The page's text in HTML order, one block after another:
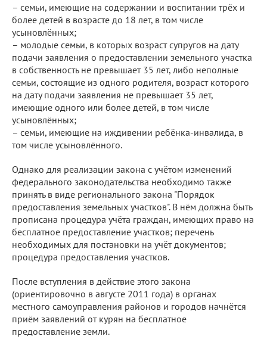
– семьи, имеющие на содержании и воспитании трёх и
более детей в возрасте до 18 лет, в том числе
усыновлённых;
– молодые семьи, в которых возраст супругов на дату
подачи заявления о предоставлении земельного участка
в собственность не превышает 35 лет, либо неполные
семьи, состоящие из одного родителя, возраст которого
на дату подачи заявления не превышает 35 лет,
имеющие одного или более детей, в том числе
усыновлённых;
– семьи, имеющие на иждивении ребёнка-инвалида, в
том числе усыновлённого.
Однако для реализации закона с учётом изменений
федерального законодательства необходимо также
принять в виде регионального закона "Порядок
предоставления земельных участков". В нём должна быть
прописана процедура учёта граждан, имеющих право на
бесплатное предоставление участков; перечень
необходимых для постановки на учёт документов;
процедура предоставления участков.
После вступления в действие этого закона
(ориентировочно в августе 2011 года) в органах
местного самоуправления районов и городов начнётся
приём заявлений от курян на бесплатное
предоставление земли.